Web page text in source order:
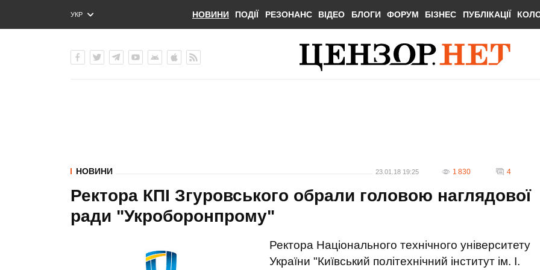
УКР
ENG
НОВИНИ ПОДІЇ РЕЗОНАНС ВІДЕО БЛОГИ ФОРУМ БІЗНЕС ПУБЛІКАЦІЇ
НОВИНИ 23.01.18 19:25 1 830 4
Ректора КПІ Згуровського обрали головою наглядової
ради "Укроборонпрому"
Ректора Національного технічного університету
України "Київський політехнічний інститут ім. І.